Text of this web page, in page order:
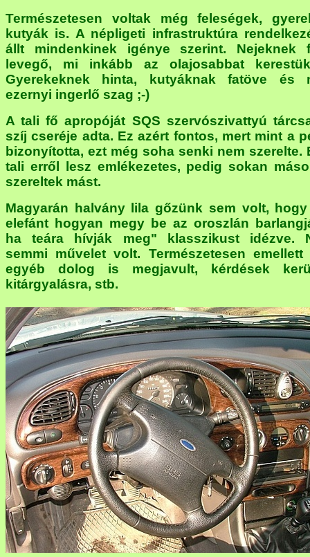
Természetesen voltak még feleségek,
kutyák is. A népligeti infrastruktúra
állt mindenkinek igénye szerint. Nejeknek
levegő, mi inkább az olajosabbat
Gyerekeknek hinta, kutyáknak fatöve és
ezernyi ingerlő szag ;-)
A tali fő apropóját SQS szervószivattyú
szíj cseréje adta. Ez azért fontos, mert mint a
bizonyította, ezt még soha senki nem szerelte.
tali erről lesz emlékezetes, pedig sokan
szereltek mást.
Magyarán halvány lila gőzünk sem volt,
elefánt hogyan megy be az oroszlán
ha teára hívják meg" klasszikust idézve.
semmi művelet volt. Természetesen emellett
egyéb dolog is megjavult, kérdések
kitárgyalásra, stb.